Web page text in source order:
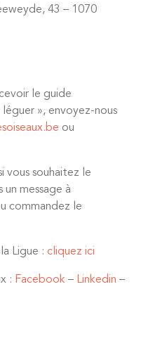
43 – 1070
le guide
», envoyez-nous
ou
vous souhaitez le
message à
commandez le
Ligue : cliquez ici
: Facebook – Linkedin –